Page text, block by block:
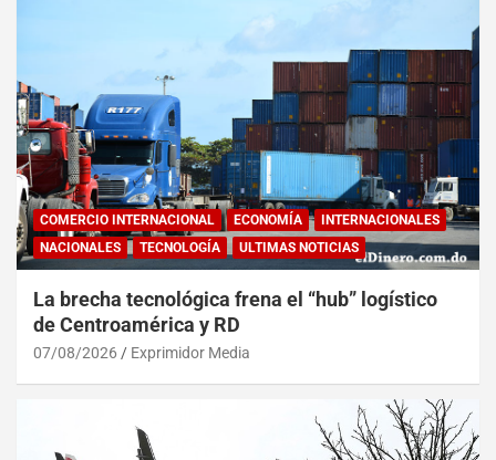
COMERCIO INTERNACIONAL ECONOMÍA
INTERNACIONALES
NACIONALES
TECNOLOGÍA ULTIMAS NOTICIAS
La brecha tecnológica frena el “hub” logístico
de Centroamérica y RD
07/08/2026 Exprimidor Media